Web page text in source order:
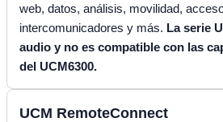
web, datos, análisis, movilidad,
intercomunicadores y más. La serie
audio y no es compatible con las
del UCM6300.
UCM RemoteConnect